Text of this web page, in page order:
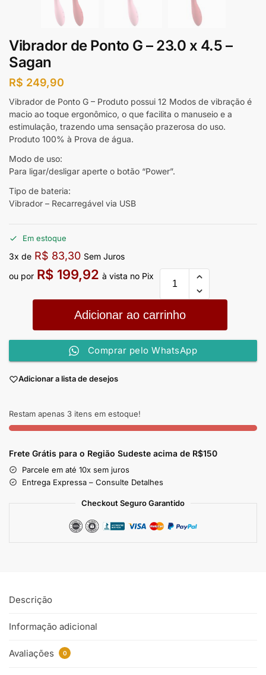
Vibrador de Ponto G – 23.0 x 4.5 –
Sagan
R$ 249,90
Vibrador de Ponto G – Produto possui 12 Modos de vibração é
macio ao toque ergonômico, o que facilita o manuseio e a
estimulação, trazendo uma sensação prazerosa do uso.
Produto 100% à Prova de água.
Modo de uso:
Para ligar/desligar aperte o botão “Power”.
Tipo de bateria:
Vibrador – Recarregável via USB
Em estoque
3x de R$ 83,30 Sem Juros
ou por R$ 199,92 à vista no Pix
Adicionar ao carrinho
Comprar pelo WhatsApp
Adicionar a lista de desejos
Restam apenas 3 itens em estoque!
Frete Grátis para o Região Sudeste acima de R$150
Parcele em até 10x sem juros
Entrega Expressa – Consulte Detalhes
Checkout Seguro Garantido
Descrição
Informação adicional
Avaliações 0